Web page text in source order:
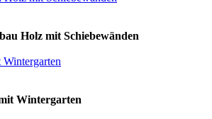
Holz mit Schiebewänden
Wintergarten